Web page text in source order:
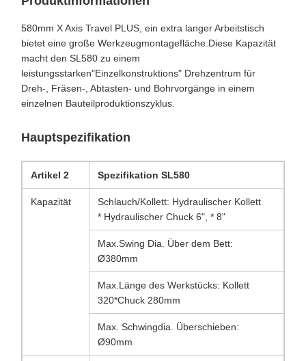
580mm X Axis Travel PLUS, ein extra langer Arbeitstisch
bietet eine große Werkzeugmontagefläche.Diese Kapazität
macht den SL580 zu einem
leistungsstarken"Einzelkonstruktions" Drehzentrum für
Dreh-, Fräsen-, Abtasten- und Bohrvorgänge in einem
einzelnen Bauteilproduktionszyklus.
Hauptspezifikation
Artikel 2 Spezifikation SL580
Kapazität
Schlauch/Kollett: Hydraulischer Kollett
* Hydraulischer Chuck 6", * 8"
Max.Swing Dia. Über dem Bett:
Ø380mm
Max.Länge des Werkstücks: Kollett
320*Chuck 280mm
Max. Schwingdia. Überschieben:
Ø90mm